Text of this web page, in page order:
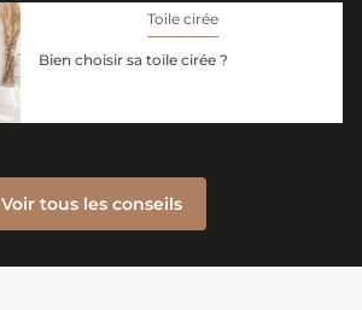
Toile cirée
Bien choisir sa toile cirée ?
Voir tous les conseils